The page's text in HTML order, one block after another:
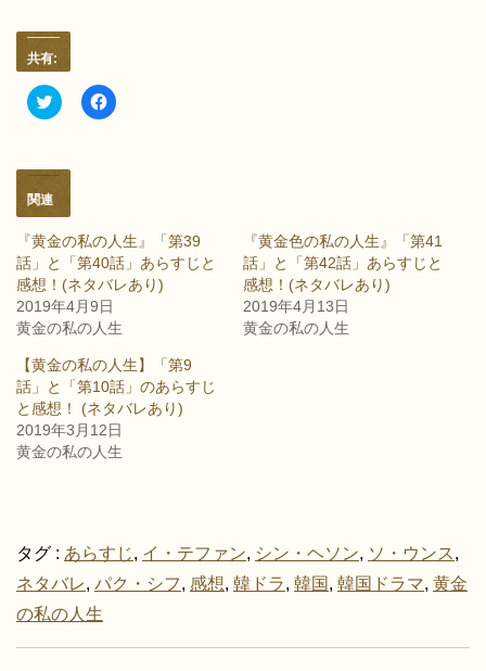
共有:
ク
リ
て
t
e
r
で
共
有
(
新
い
ウ
ィ
ン
ド
ウ
で
開
F
a
有
す
る
に
は
ク
リ
ッ
し
て
く
だ
さ
い
(
ド
ウ
で
開
)
関連
『黄金の私の人生』「第39
話」と「第40話」あらすじと
感想！(ネタバレあり)
2019年4月9日
黄金の私の人生
『黄金色の私の人生』「第41
話」と「第42話」あらすじと
感想！(ネタバレあり)
2019年4月13日
黄金の私の人生
【黄金の私の人生】「第9
話」と「第10話」のあらすじ
と感想！ (ネタバレあり)
2019年3月12日
黄金の私の人生
タグ : あらすじ, イ・テファン, シン・ヘソン, ソ・ウンス,
ネタバレ, パク・シフ, 感想, 韓ドラ, 韓国 , 韓国ドラマ, 黄金
の私の人生